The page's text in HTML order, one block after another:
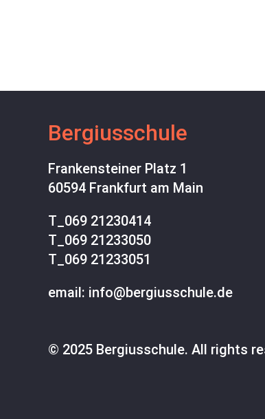
Bergiusschule
Frankensteiner Platz 1
60594 Frankfurt am Main
T_ 069 21230414
T_ 069 21233050
T_ 069 21233051
email: info@bergiusschule.de
© 2025 Bergiusschule. All rights